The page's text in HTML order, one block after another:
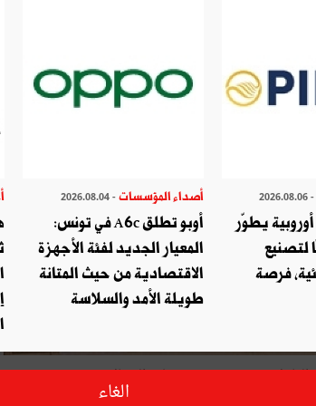
الفاعل في تعزيزه في مختلف المجالات، تحرص تونس
- 2026.08.06
يطوّر
لتصنيع
فرصة
أصداء المؤسسات - 2026.08.04
أوبو تطلق A6c في تونس:
المعيار الجديد لفئة الأجهزة
الاقتصادية من حيث المتانة
طويلة الأمد والسلاسة
الغاء